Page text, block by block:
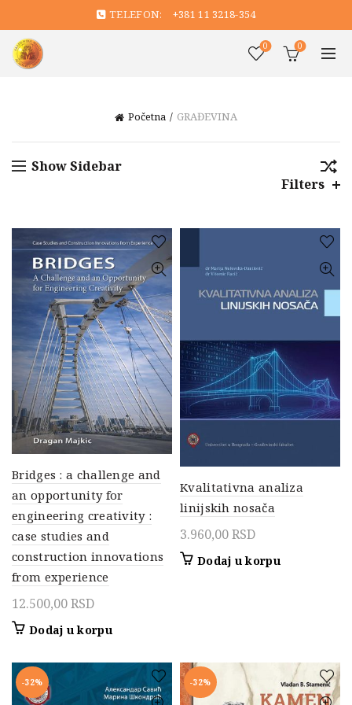
TELEFON: +381 11 3218-354
0 0
Početna GRAĐEVINA
Show Sidebar
Filters
Bridges : a challenge and
an opportunity for
engineering creativity :
case studies and
construction innovations
from experience
12.500,00RSD
Dodaj u korpu
Kvalitativna analiza
linijskih nosača
3.960,00RSD
Dodaj u korpu
-32% -32%